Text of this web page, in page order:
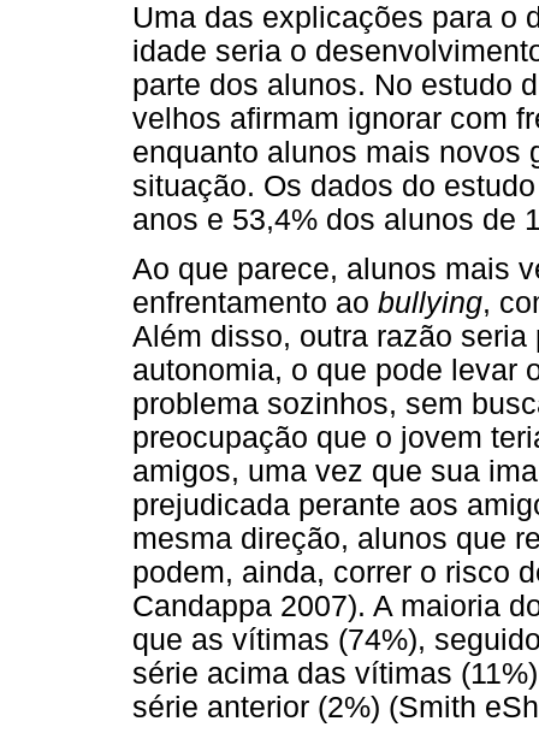
Uma das explicações para o
idade seria o
parte dos alunos. No estudo
velhos afirmam ignorar com
enquanto alunos mais novos
situação. Os dados do
anos e 53,4% dos alunos de
Ao que parece, alunos mais
enfrentamento ao bullying,
Além disso, outra razão
autonomia, o que pode levar
problema sozinhos, sem
preocupação que o jovem
amigos, uma vez que sua
prejudicada perante aos
mesma direção, alunos que
podem, ainda, correr o risco
Candappa 2007). A maioria
que as vítimas (74%),
série acima das vítimas
série anterior (2%) (Smith